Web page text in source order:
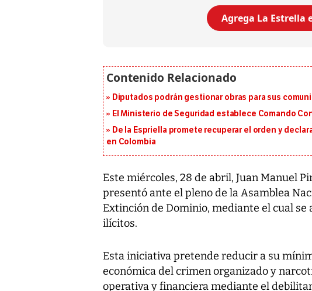
Agrega La Estrella
Diputados podrán gestionar obras para sus
El Ministerio de Seguridad establece Comando
De la Espriella promete recuperar el orden y
en Colombia
Este miércoles, 28 de abril, Juan Manuel
presentó ante el pleno de la Asamblea
Extinción de Dominio, mediante el cual se
ilícitos.
Esta iniciativa pretende reducir a su
económica del crimen organizado y
operativa y financiera mediante el